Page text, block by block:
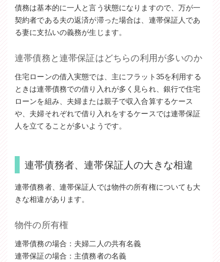
債務は基本的に一人と言う状態になりますので、万が一
契約者である夫の返済が滞った場合は、連帯保証人であ
る妻に支払いの義務が生じます。
連帯債務と連帯保証はどちらの利用が多いのか
住宅ローンの借入実態では、主にフラット35を利用する
ときは連帯債務での借り入れが多く見られ、銀行で住宅
ローンを組み、夫婦または親子で収入合算するケース
や、夫婦それぞれで借り入れをするケースでは連帯保証
人を立てることが多いようです。
連帯債務者、連帯保証人の大きな相違
連帯債務者、連帯保証人では物件の所有権についても大
きな相違があります。
物件の所有権
連帯債務の場合：夫婦二人の共有名義
連帯保証の場合：主債務者の名義